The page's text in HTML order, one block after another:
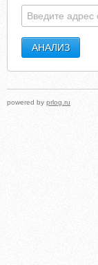
powered by prlog.ru